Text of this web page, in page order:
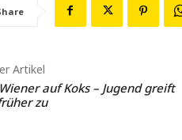
Artikel
auf Koks – Jugend greift
zu